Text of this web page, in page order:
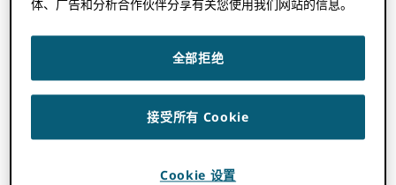
可访问性是一个核心方面 ORCID的愿景是“一个
所有参与研究、学术和创新的人都被独特地识别
并与他们跨越学科、国界和时间的贡献相关联的
保每个成员 ORCID 社区感到受到欢迎、尊重和
进展，并减少了 WCAG A 和 AA 问题的数量
体、广告和分析合作伙伴分享有关您使用我们网站的信息。
全部拒绝
接受所有 Cookie
Cookie 设置